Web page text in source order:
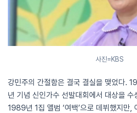
사진=KBS
강민주의 간절함은 결국 결실을 맺었다.
년 기념 신인가수 선발대회에서 대상을 수
1989년 1집 앨범 ‘여백’으로 데뷔했지만,